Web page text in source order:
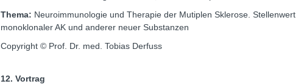
Thema: Neuroimmunologie und Therapie der Mutiplen Sklerose. Stellenwert
monoklonaler AK und anderer neuer Substanzen
Copyright © Prof. Dr. med. Tobias Derfuss
12. Vortrag